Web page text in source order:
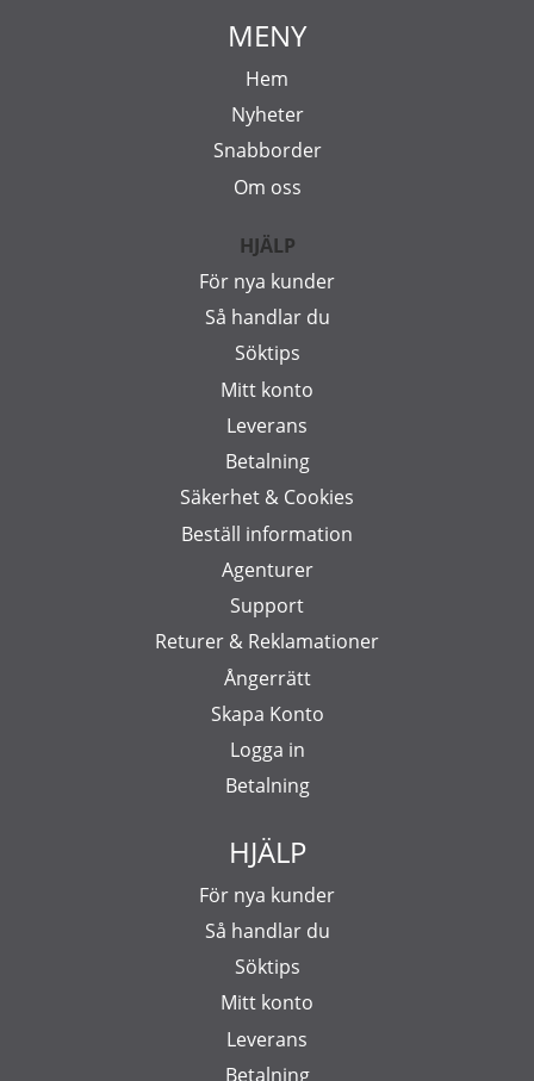
MENY
Hem
Nyheter
Snabborder
Om oss
HJÄLP
För nya kunder
Så handlar du
Söktips
Mitt konto
Leverans
Betalning
Säkerhet & Cookies
Beställ information
Agenturer
Support
Returer & Reklamationer
Ångerrätt
Skapa Konto
Logga in
Betalning
HJÄLP
För nya kunder
Så handlar du
Söktips
Mitt konto
Leverans
Betalning